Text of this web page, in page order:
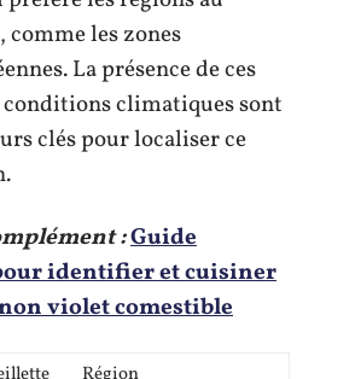
les zones
La présence de ces
conditions climatiques sont
clés pour localiser ce
:Guide
identifier et cuisiner
violet comestible